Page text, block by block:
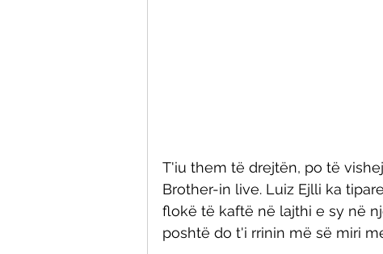
T'iu them të drejtën, po të
Brother-in live. Luiz Ejlli ka
flokë të kaftë në lajthi e sy në
poshtë do t'i rrinin më së miri